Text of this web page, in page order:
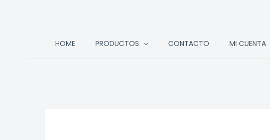
HOME PRODUCTOS CONTACTO MI CUENTA